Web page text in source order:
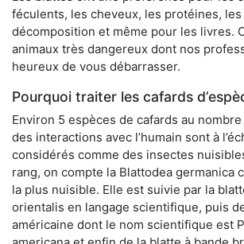
féculents, les cheveux, les protéines,
décomposition et même pour les livres.
animaux très dangereux dont nos
heureux de vous débarrasser.
Pourquoi traiter les cafards
Environ 5 espèces de cafards au
des interactions avec l’humain sont à
considérés comme des insectes
rang, on compte la Blattodea germanica
la plus nuisible. Elle est suivie par la
orientalis en langage scientifique, puis
américaine dont le nom scientifique est